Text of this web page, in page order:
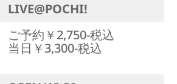
LIVE@POCHI!
ご予約￥2,750-税込
当日￥3,300-税込